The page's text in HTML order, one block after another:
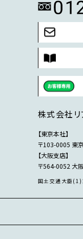
株式会社リ
【東京本社】
〒103-0005 東
【大阪支店】
〒564-0052 大
国土交通大臣